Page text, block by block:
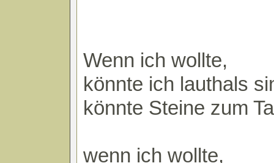
Wenn ich wollte,
könnte ich lauthals
könnte Steine zum
wenn ich wollte,